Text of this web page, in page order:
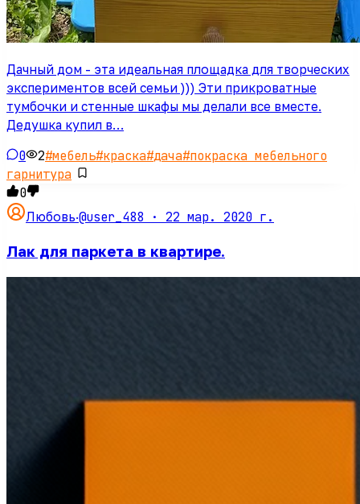
Дачный дом - эта идеальная площадка для творческих
экспериментов всей семьи ))) Эти прикроватные
тумбочки и стенные шкафы мы делали все вместе.
Дедушка купил в…
0 2#мебель#краска#дача#покраска мебельного
гарнитура
0
Любовь·@user_488 · 22 мар. 2020 г.
Лак для паркета в квартире.